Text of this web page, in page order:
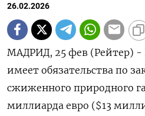
26.02.2026
МАДРИД, 25 фев (Рейтер) -
имеет обязательства по
‌сжиженного природного
миллиарда евро ($13